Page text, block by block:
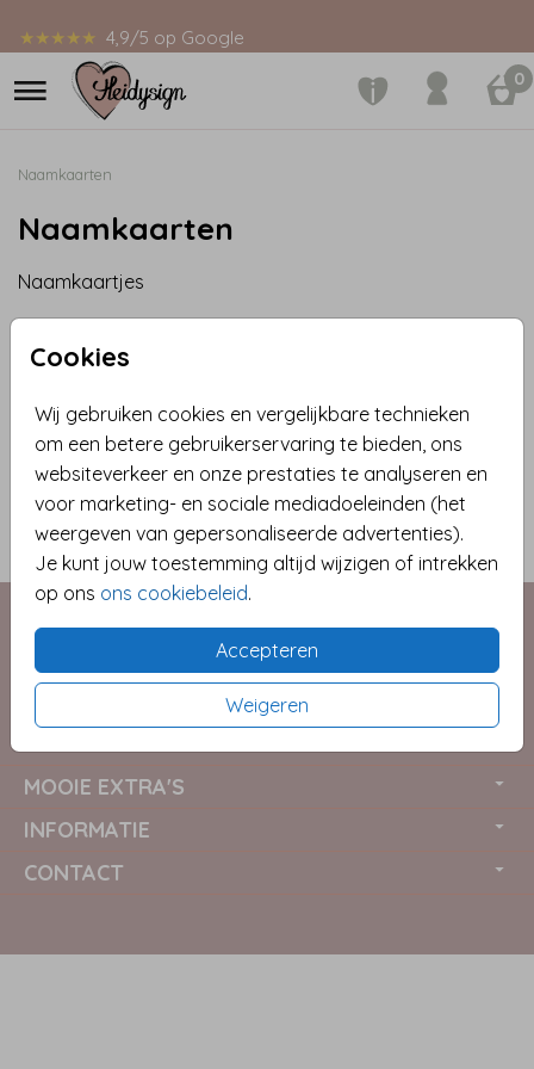
★★★★★ 4,9/5 op Google
0
Cookies
Wij gebruiken cookies en vergelijkbare technieken
om een betere gebruikerservaring te bieden, ons
websiteverkeer en onze prestaties te analyseren en
voor marketing- en sociale mediadoeleinden (het
weergeven van gepersonaliseerde advertenties).
Je kunt jouw toestemming altijd wijzigen of intrekken
op ons ons cookiebeleid.
Accepteren
Weigeren
Naamkaarten
Naamkaarten
Naamkaartjes
NAAMKAARTJES 50X80MM DIY
MOOIE EXTRA'S
INFORMATIE
CONTACT